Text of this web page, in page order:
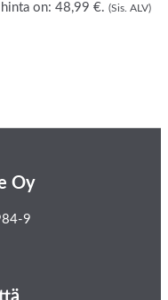
on: 48,99 €. (Sis. ALV)
Oy
9